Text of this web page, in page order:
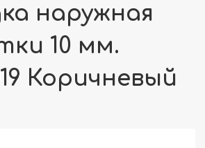
наружная
10 мм.
Коричневый